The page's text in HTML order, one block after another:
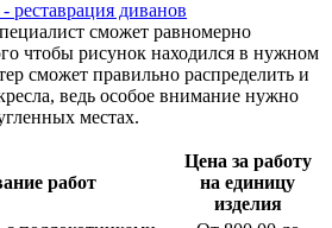
сможет равномерно
чтобы рисунок находился в нужном
сможет правильно распределить и
ведь особое внимание нужно
местах.
работ
Цена за работу
на единицу
изделия